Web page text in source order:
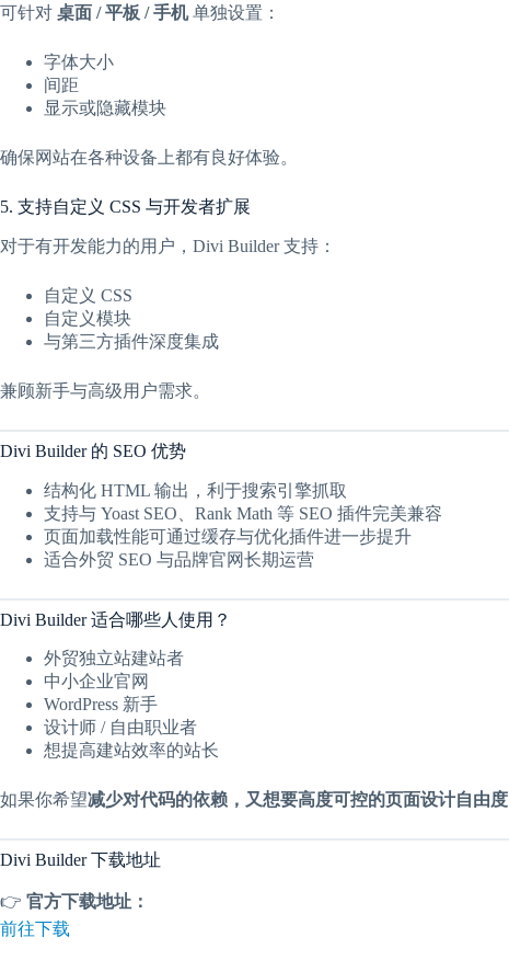
可针对 桌面 / 平板 / 手机单独设置：
字体大小
间距
显示或隐藏模块
确保网站在各种设备上都有良好体验。
5. 支持自定义 CSS 与开发者扩展
对于有开发能力的用户，Divi Builder 支持：
自定义 CSS
自定义模块
与第三方插件深度集成
兼顾新手与高级用户需求。
Divi Builder 的 SEO 优势
结构化 HTML 输出，利于搜索引擎抓取
支持与 Yoast SEO、Rank Math 等 SEO 插件完美兼容
页面加载性能可通过缓存与优化插件进一步提升
适合外贸 SEO 与品牌官网长期运营
Divi Builder 适合哪些人使用？
外贸独立站建站者
中小企业官网
WordPress 新手
设计师 / 自由职业者
想提高建站效率的站长
如果你希望减少对代码的依赖，又想要高度可控的页面设计自由度
Divi Builder 下载地址
👉 官方下载地址：
前往下载